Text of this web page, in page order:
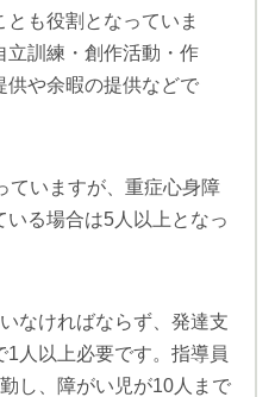
も役割となっていま
立訓練・創作活動・作
供や余暇の提供などで
ていますが、重症心身障
いる場合は5人以上となっ
なければならず、発達支
人以上必要です。指導員
し、障がい児が10人まで